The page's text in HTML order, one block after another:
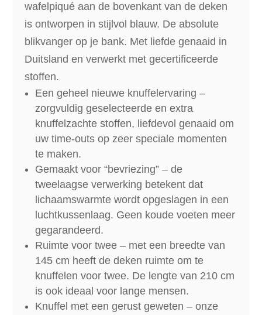
wafelpiqué aan de bovenkant van de deken
is ontworpen in stijlvol blauw. De absolute
blikvanger op je bank. Met liefde genaaid in
Duitsland en verwerkt met gecertificeerde
stoffen.
Een geheel nieuwe knuffelervaring –
zorgvuldig geselecteerde en extra
knuffelzachte stoffen, liefdevol genaaid om
uw time-outs op zeer speciale momenten
te maken.
Gemaakt voor “bevriezing” – de
tweelaagse verwerking betekent dat
lichaamswarmte wordt opgeslagen in een
luchtkussenlaag. Geen koude voeten meer
gegarandeerd.
Ruimte voor twee – met een breedte van
145 cm heeft de deken ruimte om te
knuffelen voor twee. De lengte van 210 cm
is ook ideaal voor lange mensen.
Knuffel met een gerust geweten – onze